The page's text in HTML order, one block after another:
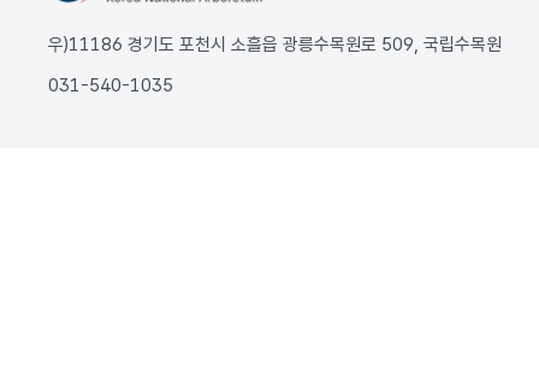
우)11186 경기도 포천시 소흘읍 광릉수목원로 509, 국립수목원
031-540-1035